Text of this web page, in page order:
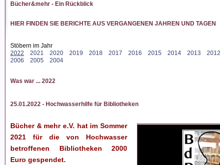
Bücher&mehr - Ein Rückblick
HIER FINDEN SIE BERICHTE AUS VERGANGENEN JAHREN UND TAGEN
Stöbern im Jahr
2022
2021 2020 2019 2018 2017 2016 2015 2014 2013
2012
2006
2005 2004
Was war ... 2022
25.01.2022 - Hochwasserhilfe für Bibliotheken
Bücher & mehr e.V. hat im Sommer
2021 für die von Hochwasser
betroffenen Bibliotheken 2000
Euro gespendet.